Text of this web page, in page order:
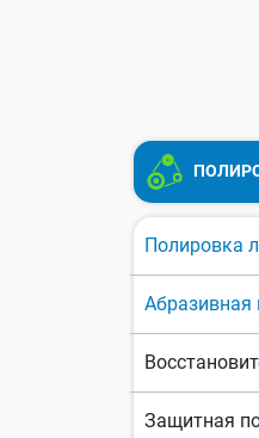
Полировка
Абразивная
Защитная